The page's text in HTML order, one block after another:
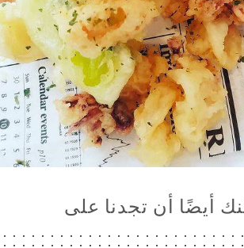
أيضًا أن تجدنا على